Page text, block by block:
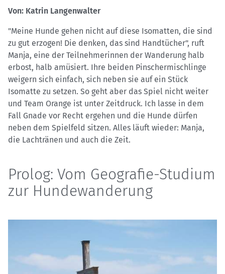
Von: Katrin Langenwalter
"Meine Hunde gehen nicht auf diese Isomatten, die sind
zu gut erzogen! Die denken, das sind Handtücher", ruft
Manja, eine der Teilnehmerinnen der Wanderung halb
erbost, halb amüsiert. Ihre beiden Pinschermischlinge
weigern sich einfach, sich neben sie auf ein Stück
Isomatte zu setzen. So geht aber das Spiel nicht weiter
und Team Orange ist unter Zeitdruck. Ich lasse in dem
Fall Gnade vor Recht ergehen und die Hunde dürfen
neben dem Spielfeld sitzen. Alles läuft wieder: Manja,
die Lachtränen und auch die Zeit.
Prolog: Vom Geografie-Studium
zur Hundewanderung